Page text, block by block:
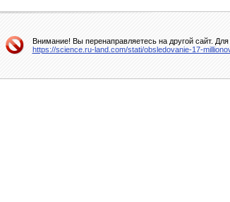
Внимание! Вы перенаправляетесь на другой сайт.
https://science.ru-land.com/stati/obsledovanie-17-